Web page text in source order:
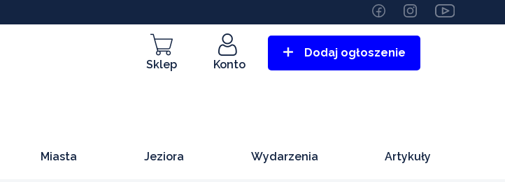
Sklep Konto
Dodaj ogłoszenie
Miasta Jeziora Wydarzenia Artykuły